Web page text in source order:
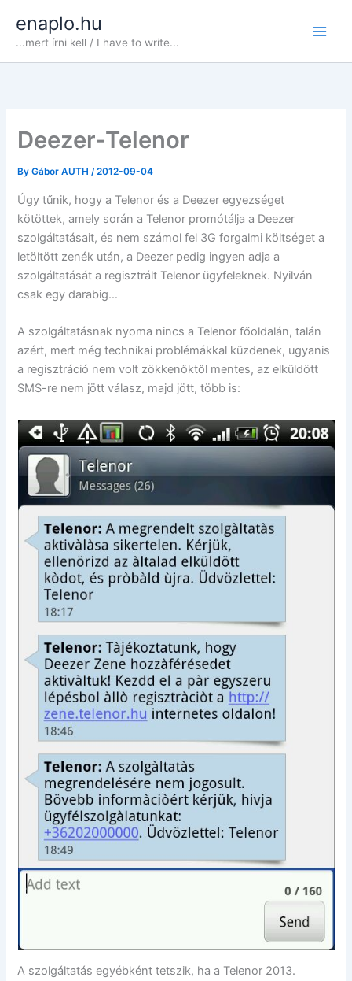
content
enaplo.hu
...mert írni kell / I have to write...
Deezer-Telenor
ByGábor AUTH/2012-09-04
Úgy tűnik, hogy a Telenor és a Deezer egyezséget
kötöttek, amely során a Telenor promótálja a Deezer
szolgáltatásait, és nem számol fel 3G forgalmi költséget a
letöltött zenék után, a Deezer pedig ingyen adja a
szolgáltatását a regisztrált Telenor ügyfeleknek. Nyilván
csak egy darabig…
A szolgáltatásnak nyoma nincs a Telenor főoldalán, talán
azért, mert még technikai problémákkal küzdenek, ugyanis
a regisztráció nem volt zökkenőktől mentes, az elküldött
SMS-re nem jött válasz, majd jött, több is:
A szolgáltatás egyébként tetszik, ha a Telenor 2013.